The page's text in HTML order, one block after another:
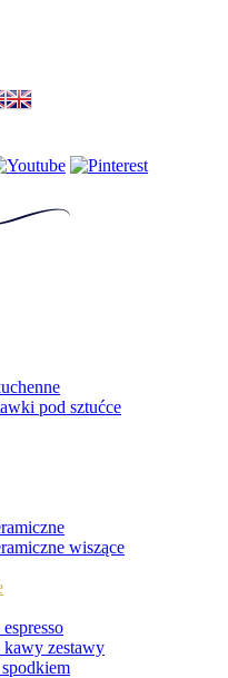
pod sztućce
wiszące
zestawy